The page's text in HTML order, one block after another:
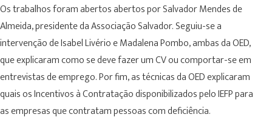
Os trabalhos foram abertos abertos por Salvador Mendes de
Almeida, presidente da Associação Salvador. Seguiu-se a
intervenção de Isabel Livério e Madalena Pombo, ambas da OED,
que explicaram como se deve fazer um CV ou comportar-se em
entrevistas de emprego. Por fim, as técnicas da OED explicaram
quais os Incentivos à Contratação disponibilizados pelo IEFP para
as empresas que contratam pessoas com deficiência.